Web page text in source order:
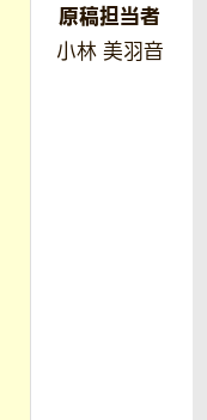
原稿担当者
小林 美羽音